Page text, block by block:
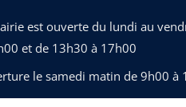
est ouverte du lundi au
et de 13h30 à 17h00
le samedi matin de 9h00 à